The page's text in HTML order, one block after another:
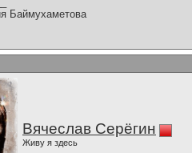
Баймухаметова
Вячеслав Серёгин
Живу я здесь